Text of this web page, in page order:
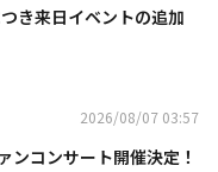
き来日イベントの追加
2026/08/07 03:57
ンコンサート開催決定！